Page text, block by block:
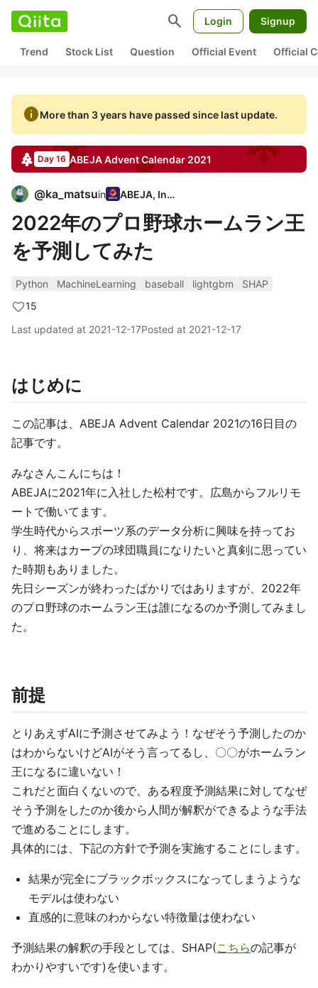
search Login Signup
Trend Stock List Question Official Event Official
infoMore than 3 years have passed since last update.
Day 16 ABEJAAdvent Calendar 2021
@ka_matsuin ABEJA, Inc.
2022年のプロ野球ホームラン王
を予測してみた
Python MachineLearning baseball lightgbm
SHAP
15
Last updated at 2021-12-17Posted at 2021-12-17
はじめに
この記事は、ABEJA Advent Calendar 2021の16日目の
記事です。
みなさんこんにちは！
ABEJAに2021年に入社した松村です。広島からフルリモ
ートで働いてます。
学生時代からスポーツ系のデータ分析に興味を持ってお
り、将来はカープの球団職員になりたいと真剣に思ってい
た時期もありました。
先日シーズンが終わったばかりではありますが、2022年
のプロ野球のホームラン王は誰になるのか予測してみまし
た。
前提
とりあえずAIに予測させてみよう！なぜそう予測したのか
はわからないけどAIがそう言ってるし、〇〇がホームラン
王になるに違いない！
これだと面白くないので、ある程度予測結果に対してなぜ
そう予測をしたのか後から人間が解釈ができるような手法
で進めることにします。
具体的には、下記の方針で予測を実施することにします。
結果が完全にブラックボックスになってしまうような
モデルは使わない
直感的に意味のわからない特徴量は使わない
予測結果の解釈の手段としては、SHAP(こちらの記事が
わかりやすいです)を使います。